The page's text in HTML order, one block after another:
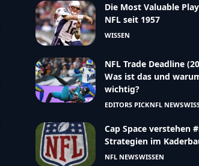
Die Most Valuable
NFL seit 1957
WISSEN
NFL Trade Deadline
Was ist das und
wichtig?
EDITORS PICKNFL NEWS
Cap Space verstehen
Strategien im
NFL NEWSWISSEN